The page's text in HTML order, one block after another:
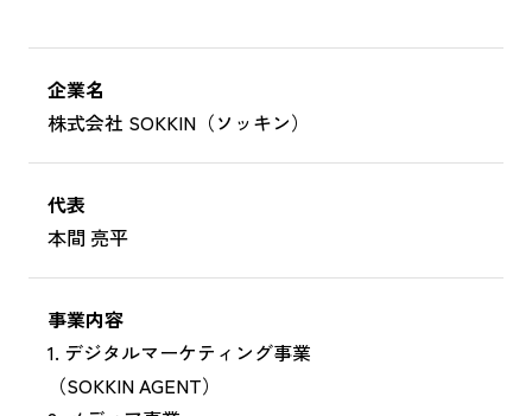
企業名
株式会社 SOKKIN（ソッキン）
代表
本間 亮平
事業内容
1. デジタルマーケティング事業
（SOKKIN AGENT）